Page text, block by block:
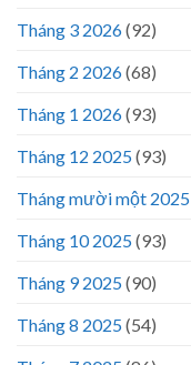
Tháng 3 2026(92)
Tháng 2 2026(68)
Tháng 1 2026(93)
Tháng 12 2025(93)
Tháng mười một 2025
Tháng 10 2025(93)
Tháng 9 2025(90)
Tháng 8 2025(54)